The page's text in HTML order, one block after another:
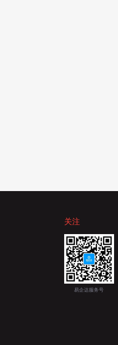
关注
易企达服务号